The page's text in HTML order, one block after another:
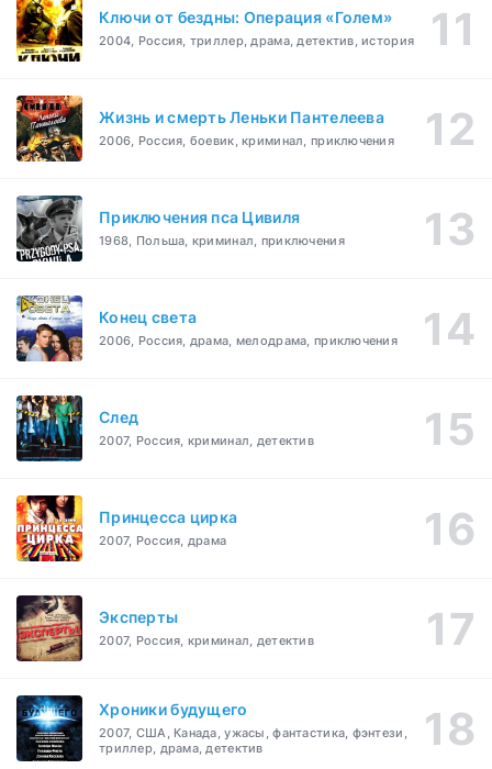
Ключи от бездны: Операция «Голем»
2004, Россия, триллер, драма, детектив, история
Жизнь и смерть Леньки Пантелеева
2006, Россия, боевик, криминал, приключения
Приключения пса Цивиля
1968, Польша, криминал, приключения
Конец света
2006, Россия, драма, мелодрама, приключения
След
2007, Россия, криминал, детектив
Принцесса цирка
2007, Россия, драма
Эксперты
2007, Россия, криминал, детектив
Хроники будущего
2007, США, Канада, ужасы, фантастика, фэнтези,
триллер, драма, детектив